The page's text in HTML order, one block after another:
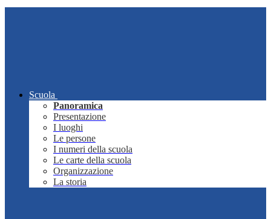
Scuola
Panoramica
Presentazione
I luoghi
Le persone
I numeri della scuola
Le carte della scuola
Organizzazione
La storia